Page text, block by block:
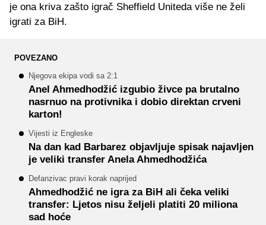
je ona kriva zašto igrač Sheffield Uniteda više ne želi
igrati za BiH.
POVEZANO
Njegova ekipa vodi sa 2:1
Anel Ahmedhodžić izgubio živce pa brutalno
nasrnuo na protivnika i dobio direktan crveni
karton!
Vijesti iz Engleske
Na dan kad Barbarez objavljuje spisak najavljen
je veliki transfer Anela Ahmedhodžića
Defanzivac pravi korak naprijed
Ahmedhodžić ne igra za BiH ali čeka veliki
transfer: Ljetos nisu željeli platiti 20 miliona
sad hoće